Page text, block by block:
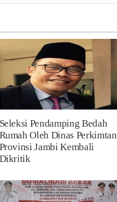
Seleksi Pendamping Bedah
Rumah Oleh Dinas Perkimtan
Provinsi Jambi Kembali
Dikritik